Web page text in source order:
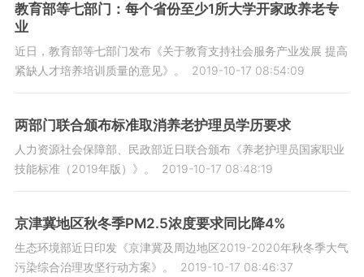
教育部等七部门：每个省份至少1所大学开家政养老专
业
近日，教育部等七部门发布《关于教育支持社会服务产业发展 提高
紧缺人才培养培训质量的意见》。
2019-10-17 08:54:09
两部门联合颁布标准取消养老护理员学历要求
人力资源社会保障部、民政部近日联合颁布《养老护理员国家职业
技能标准（2019年版）》。
2019-10-17 08:48:19
京津冀地区秋冬季PM2.5浓度要求同比降4%
生态环境部近日印发《京津冀及周边地区2019-2020年秋冬季大气
污染综合治理攻坚行动方案》。
2019-10-17 08:46:37